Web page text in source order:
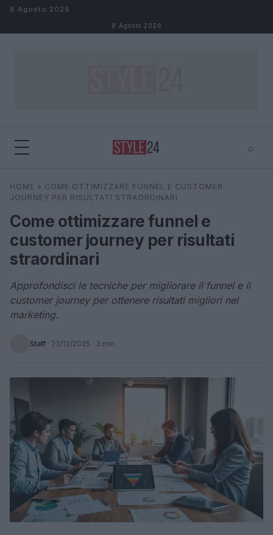
Salta al contenuto
8 Agosto 2026
8 Agosto 2026
⌕
Cerca
HOME » COME OTTIMIZZARE FUNNEL E CUSTOMER
JOURNEY PER RISULTATI STRAORDINARI
Come ottimizzare funnel e
customer journey per risultati
straordinari
Approfondisci le tecniche per migliorare il funnel e il
customer journey per ottenere risultati migliori nel
marketing.
Staff · 23/12/2025 · 3 min